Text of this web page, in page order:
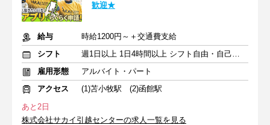
歓迎★
給与
時給1200円～＋交通費支給
シフト
週1日以上 1日4時間以上 シフト自由・自己申告
雇用形態
アルバイト・パート
アクセス
(1)苫小牧駅 (2)函館駅
あと2日
株式会社サカイ引越センターの求人一覧を見る